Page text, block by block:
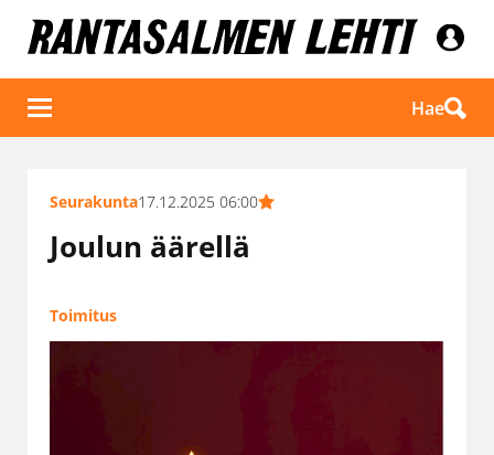
Hae
Seurakunta17.12.2025 06:00
Joulun äärellä
Toimitus